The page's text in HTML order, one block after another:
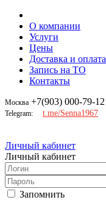
О компании
Услуги
Цены
Доставка и оплата
Запись на ТО
Контакты
Москва +7(903) 000-79-12
Telegram: t.me/Senna1967
Личный кабинет
Личный кабинет
Запомнить